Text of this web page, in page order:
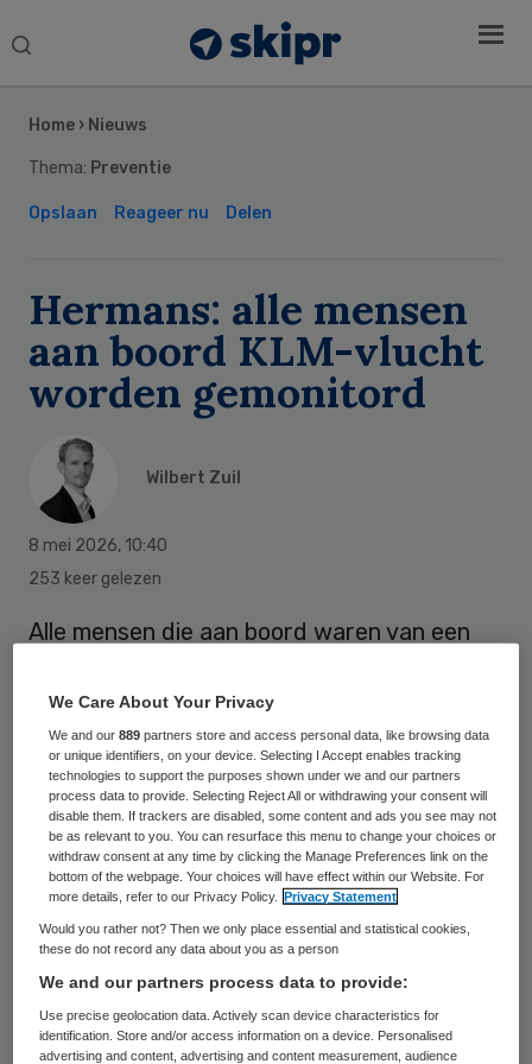
Search
Home › Nieuws
Thema: Preventie
Opslaan Reageer nu Delen
Hermans: alle mensen
aan boord KLM-vlucht
worden gemonitord
Wilbert Zuil
8 mei 2026, 10:40
253 keer gelezen
Alle mensen die aan boord waren van een
een Nederlandse vrouw met het hantavirus
kortstondig aanwezig was, worden in de
gaten gehouden, zegt minister Sophie
Hermans (Volksgezondheid). “Die mensen
zijn in beeld bij de GGD en daar is ook
contact mee en er wordt gemonitord of er
bij hen klachten ontstaan.”
Het vliegtuig vertrok op 25 april uit Zuid-
Afrika. De 69-jarige Nederlandse vrouw
Sidebar
We Care About Your Privacy
We and our889 partners store and access personal data, like browsing data
or unique identifiers, on your device. Selecting I Accept enables tracking
technologies to support the purposes shown under we and our partners
process data to provide. Selecting Reject All or withdrawing your consent will
disable them. If trackers are disabled, some content and ads you see may not
be as relevant to you. You can resurface this menu to change your choices or
withdraw consent at any time by clicking the Manage Preferences link on the
bottom of the webpage. Your choices will have effect within our Website. For
more details, refer to our Privacy Policy.
Privacy Statement
Would you rather not? Then we only place essential and statistical cookies,
these do not record any data about you as a person
We and our partners process data to provide:
Use precise geolocation data. Actively scan device characteristics for
identification. Store and/or access information on a device. Personalised
advertising and content, advertising and content measurement, audience